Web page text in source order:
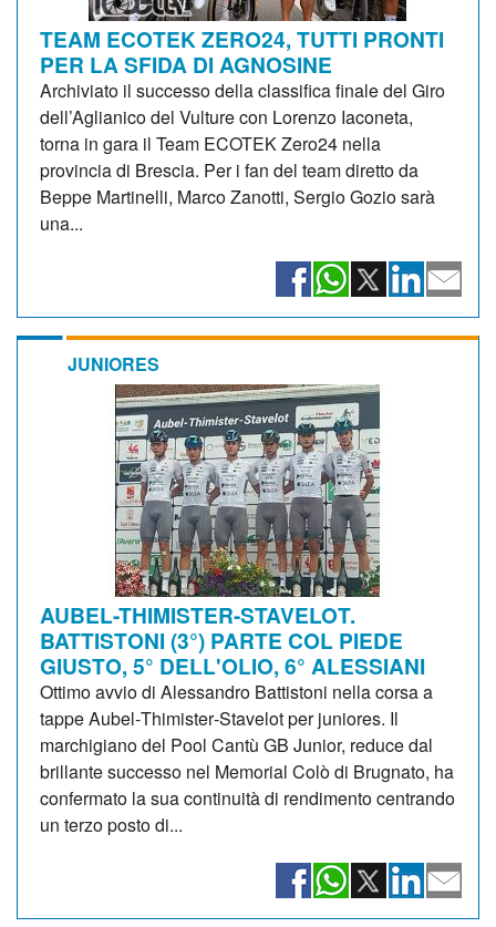
TEAM ECOTEK ZERO24, TUTTI PRONTI
PER LA SFIDA DI AGNOSINE
Archiviato il successo della classifica finale del Giro
dell’Aglianico del Vulture con Lorenzo Iaconeta,
torna in gara il Team ECOTEK Zero24 nella
provincia di Brescia. Per i fan del team diretto da
Beppe Martinelli, Marco Zanotti, Sergio Gozio sarà
una...
JUNIORES
AUBEL-THIMISTER-STAVELOT.
BATTISTONI (3°) PARTE COL PIEDE
GIUSTO, 5° DELL'OLIO, 6° ALESSIANI
Ottimo avvio di Alessandro Battistoni nella corsa a
tappe Aubel‑Thimister‑Stavelot per juniores. Il
marchigiano del Pool Cantù GB Junior, reduce dal
brillante successo nel Memorial Colò di Brugnato, ha
confermato la sua continuità di rendimento centrando
un terzo posto di...